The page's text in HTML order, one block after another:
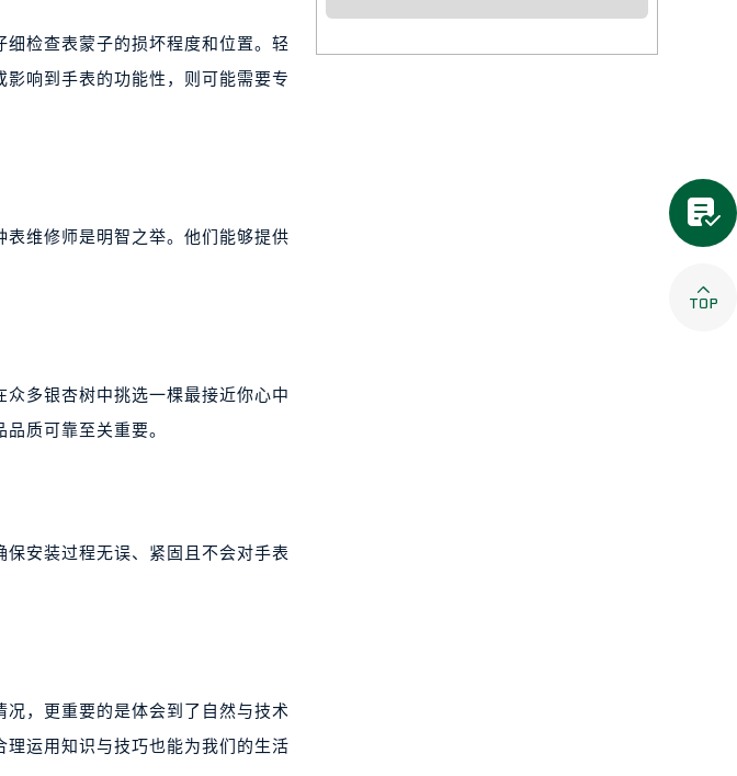
检查表蒙子的损坏程度和位置。轻
响到手表的功能性，则可能需要专
维修师是明智之举。他们能够提供
多银杏树中挑选一棵最接近你心中
质可靠至关重要。
安装过程无误、紧固且不会对手表
，更重要的是体会到了自然与技术
运用知识与技巧也能为我们的生活

